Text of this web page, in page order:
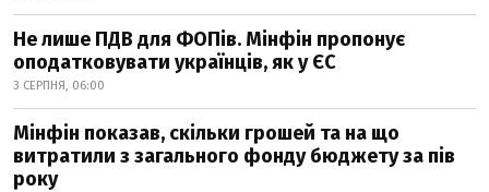
Не лише ПДВ для ФОПів. Мінфін пропонує
оподатковувати українців, як у ЄС
3 СЕРПНЯ, 06:00
Мінфін показав, скільки грошей та на що
витратили з загального фонду бюджету за пів
року